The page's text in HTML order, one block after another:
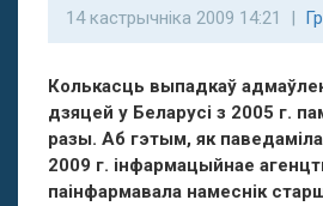
14 кастрычніка 2009 14:21 |
Колькасць выпадкаў
дзяцей у Беларусі з 2005 г.
разы. Аб гэтым, як
2009 г. інфармацыйнае
паінфармавала намеснік